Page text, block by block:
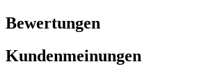
Bewertungen
Kundenmeinungen